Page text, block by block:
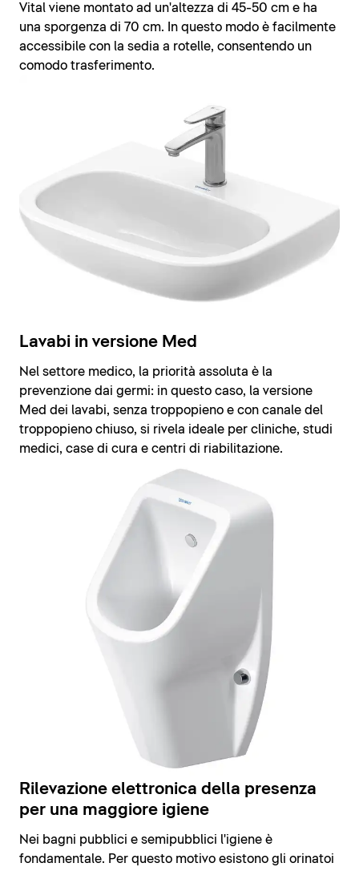
Vital viene montato ad un'altezza di 45-50 cm e ha
una sporgenza di 70 cm. In questo modo è facilmente
accessibile con la sedia a rotelle, consentendo un
comodo trasferimento.
Lavabi in versione Med
Nel settore medico, la priorità assoluta è la
prevenzione dai germi: in questo caso, la versione
Med dei lavabi, senza troppopieno e con canale del
troppopieno chiuso, si rivela ideale per cliniche, studi
medici, case di cura e centri di riabilitazione.
Rilevazione elettronica della presenza
per una maggiore igiene
Nei bagni pubblici e semipubblici l'igiene è
fondamentale. Per questo motivo esistono gli orinatoi